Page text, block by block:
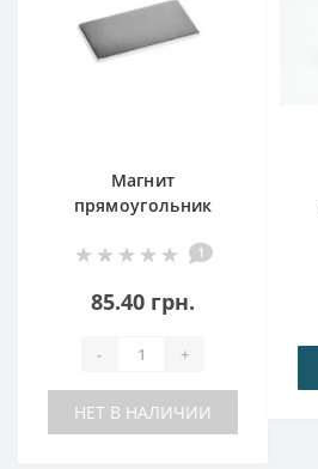
Магнит
прямоугольник
1
85.40 грн.
- +
НЕТ В НАЛИЧИИ